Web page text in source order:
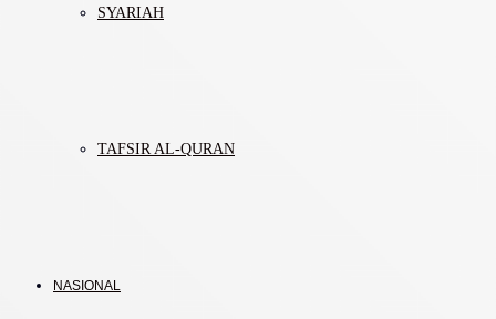
SYARIAH
TAFSIR AL-QURAN
NASIONAL